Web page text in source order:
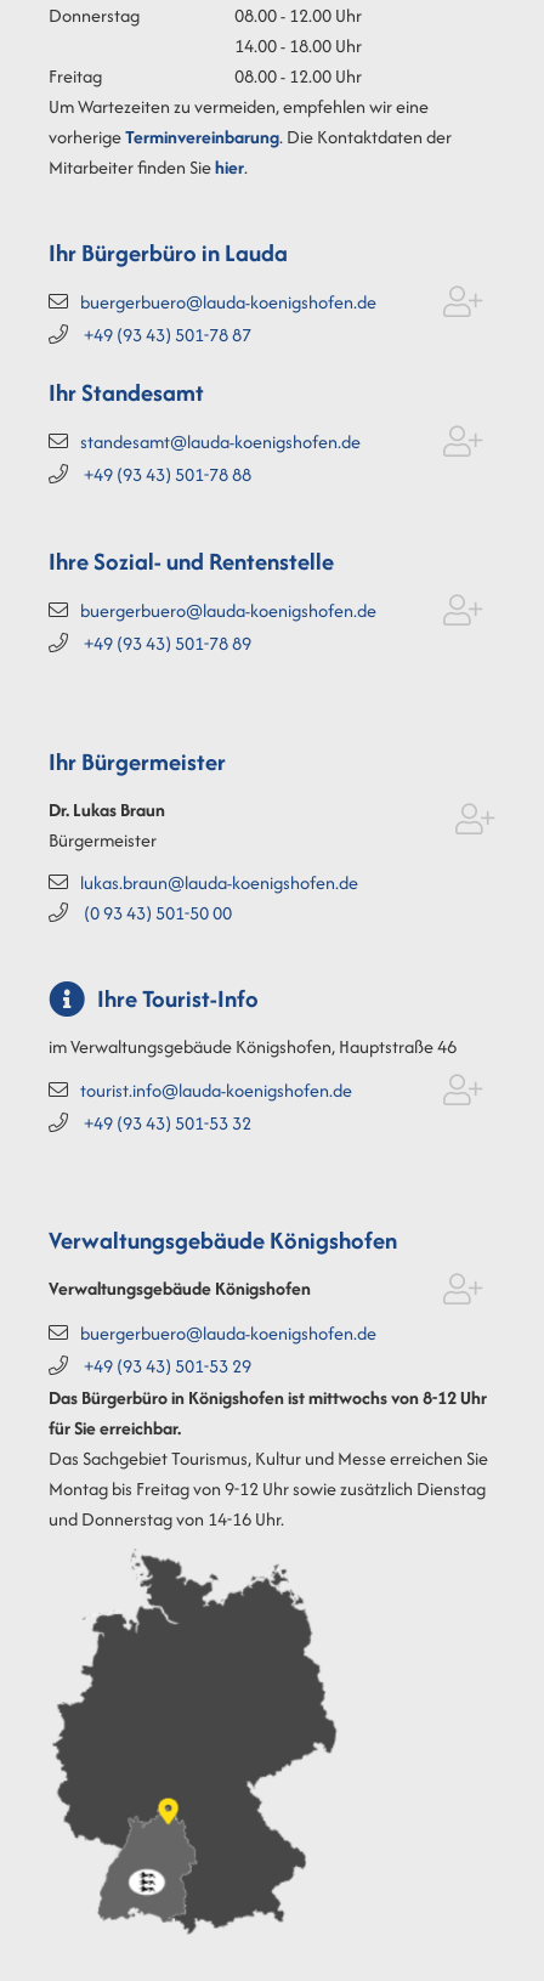
Donnerstag
08.00 - 12.00 Uhr
14.00 - 18.00 Uhr
Freitag
08.00 - 12.00 Uhr
Um Wartezeiten zu vermeiden, empfehlen wir eine
vorherigeTerminvereinbarung. Die Kontaktdaten der
Mitarbeiter finden Siehier.
Ihr Bürgerbüro in Lauda
buergerbuero@lauda-koenigshofen.de
+49 (9343) 501-7887
Ihr Standesamt
standesamt@lauda-koenigshofen.de
+49 (9343) 501-7888
Ihre Sozial- und Rentenstelle
buergerbuero@lauda-koenigshofen.de
+49 (9343) 501-7889
Ihr Bürgermeister
Dr. LukasBraun
Bürgermeister
lukas.braun@lauda-koenigshofen.de
(09343) 501-5000
Ihre Tourist-Info
im Verwaltungsgebäude Königshofen, Hauptstraße 46
tourist.info@lauda-koenigshofen.de
+49 (9343) 501-5332
Verwaltungsgebäude Königshofen
Verwaltungsgebäude Königshofen
buergerbuero@lauda-koenigshofen.de
+49 (9343) 501-5329
Das Bürgerbüro in Königshofen ist mittwochs von 8-12 Uhr
für Sie erreichbar.
Das Sachgebiet Tourismus, Kultur und Messe erreichen Sie
Montag bis Freitag von 9-12 Uhr sowie zusätzlich Dienstag
und Donnerstag von 14-16 Uhr.